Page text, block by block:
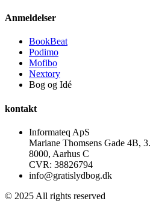
Anmeldelser
BookBeat
Podimo
Mofibo
Nextory
Bog og Idé
kontakt
Informateq ApS
Mariane Thomsens Gade 4B, 3.
8000, Aarhus C
CVR: 38826794
info@gratislydbog.dk
© 2025 All rights reserved